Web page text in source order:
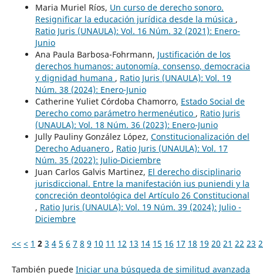
Maria Muriel Ríos, Un curso de derecho sonoro.
Resignificar la educación jurídica desde la música ,
Ratio Juris (UNAULA): Vol. 16 Núm. 32 (2021): Enero-
Junio
Ana Paula Barbosa-Fohrmann, Justificación de los
derechos humanos: autonomía, consenso, democracia
y dignidad humana , Ratio Juris (UNAULA): Vol. 19
Núm. 38 (2024): Enero-Junio
Catherine Yuliet Córdoba Chamorro, Estado Social de
Derecho como parámetro hermenéutico , Ratio Juris
(UNAULA): Vol. 18 Núm. 36 (2023): Enero-Junio
Jully Pauliny González López, Constitucionalización del
Derecho Aduanero , Ratio Juris (UNAULA): Vol. 17
Núm. 35 (2022): Julio-Diciembre
Juan Carlos Galvis Martinez, El derecho disciplinario
jurisdiccional. Entre la manifestación ius puniendi y la
concreción deontológica del Artículo 26 Constitucional
, Ratio Juris (UNAULA): Vol. 19 Núm. 39 (2024): Julio -
Diciembre
<< < 1 2 3 4 5 6 7 8 9 10 11 12 13 14 15 16 17 18 19 20 21 22 23
También puede Iniciar una búsqueda de similitud avanzada